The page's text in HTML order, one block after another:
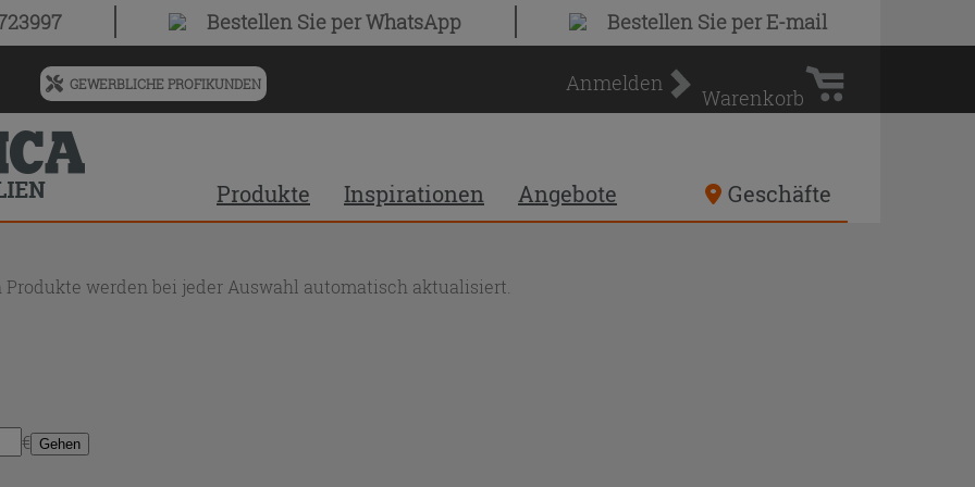
Bestellen Sieper WhatsApp Bestellen Sieper E-mail
Menü
vorgeschlagenen
Siteinhalt
und
Suchprotokoll
GEWERBLICHE PROFIKUNDEN Anmelden
Warenkorb
Warenkorb
Produkte Inspirationen Angebote Geschäfte
werden bei jeder Auswahl automatisch aktualisiert.
€ Gehen